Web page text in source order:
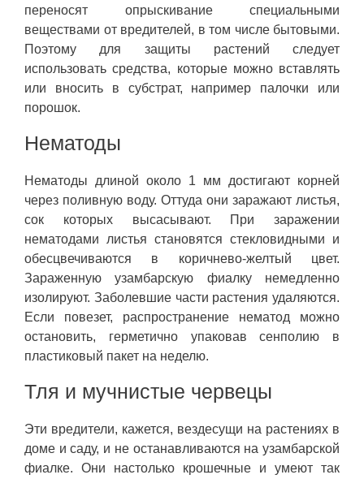
переносят опрыскивание специальными
веществами от вредителей, в том числе бытовыми.
Поэтому для защиты растений следует
использовать средства, которые можно вставлять
или вносить в субстрат, например палочки или
порошок.
Нематоды
Нематоды длиной около 1 мм достигают корней
через поливную воду. Оттуда они заражают листья,
сок которых высасывают. При заражении
нематодами листья становятся стекловидными и
обесцвечиваются в коричнево-желтый цвет.
Зараженную узамбарскую фиалку немедленно
изолируют. Заболевшие части растения удаляются.
Если повезет, распространение нематод можно
остановить, герметично упаковав сенполию в
пластиковый пакет на неделю.
Тля и мучнистые червецы
Эти вредители, кажется, вездесущи на растениях в
доме и саду, и не останавливаются на узамбарской
фиалке. Они настолько крошечные и умеют так